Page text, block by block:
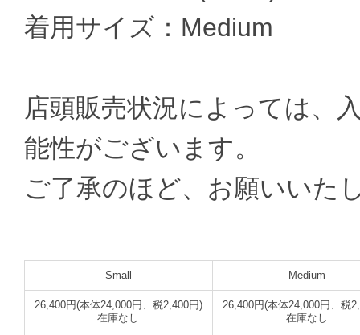
着用サイズ：Medium
店頭販売状況によっては、
能性がございます。
ご了承のほど、お願いいた
Small Medium
26,400円(本体24,000円、税2,400円)
在庫なし
26,400円(本体24,000円、税
在庫なし